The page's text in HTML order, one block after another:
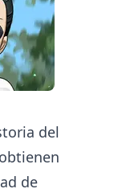
del
de